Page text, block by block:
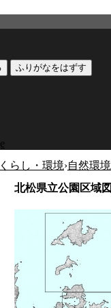
ふりがなをはずす
らし・環境›自然環境
北松県立公園区域図